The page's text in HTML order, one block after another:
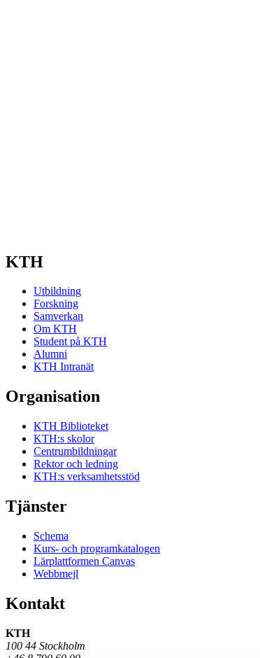
KTH
Utbildning
Forskning
Samverkan
Om KTH
Student på KTH
Alumni
KTH Intranät
Organisation
KTH Biblioteket
KTH:s skolor
Centrumbildningar
Rektor och ledning
KTH:s verksamhetsstöd
Tjänster
Schema
Kurs- och programkatalogen
Lärplattformen Canvas
Webbmejl
Kontakt
KTH
100 44 Stockholm